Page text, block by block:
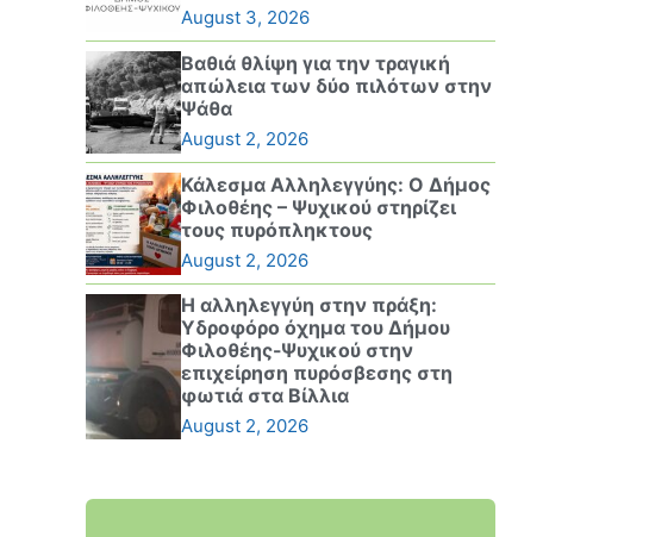
August 3, 2026
Βαθιά θλίψη για την τραγική
απώλεια των δύο πιλότων στην
Ψάθα
August 2, 2026
Κάλεσμα Αλληλεγγύης: Ο Δήμος
Φιλοθέης – Ψυχικού στηρίζει
τους πυρόπληκτους
August 2, 2026
Η αλληλεγγύη στην πράξη:
Υδροφόρο όχημα του Δήμου
Φιλοθέης-Ψυχικού στην
επιχείρηση πυρόσβεσης στη
φωτιά στα Βίλλια
August 2, 2026